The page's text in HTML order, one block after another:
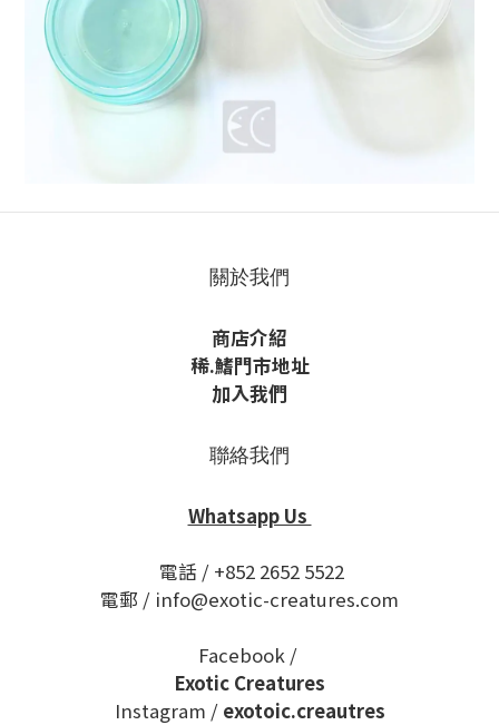
關於我們
商店介紹
稀.鰭門市地址
加入我們
聯絡我們
Whatsapp Us
電話 / +852 2652 5522
電郵 / info@exotic-creatures.com
Facebook /
Exotic Creatures
Instagram / exotoic.creautres